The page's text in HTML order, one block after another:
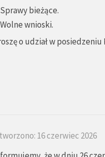
Sprawy bieżące.
wnioski.
o udział w posiedzeniu
16 czerwiec 2026